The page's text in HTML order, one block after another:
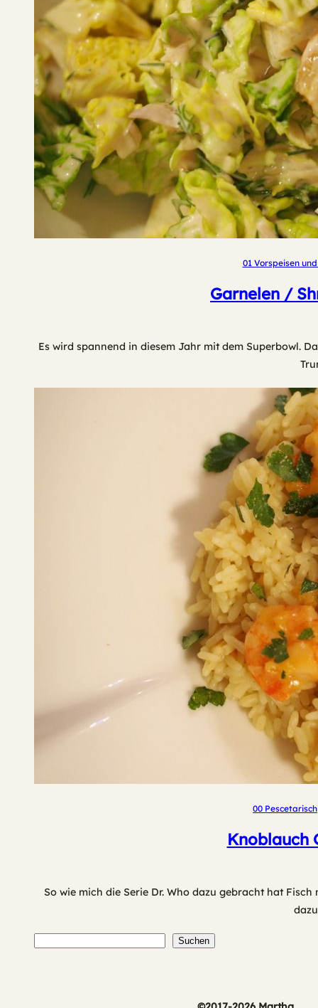
01 Vorspeisen
Garnelen /
Es wird spannend in diesem Jahr mit dem Superbowl.
00 Pescetarisch
Knoblauch
So wie mich die Serie Dr. Who dazu gebracht hat
Suchen